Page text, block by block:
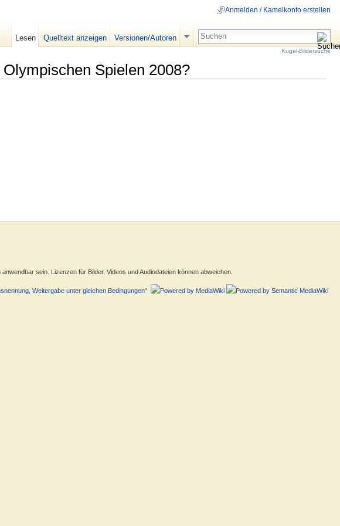
Spielen 2008?
Anmelden / Kamelkonto erstellen
Lesen Quelltext anzeigen Versionen/Autoren
Kugel-Bildersuche
sein. Lizenzen für Bilder, Videos und Audiodateien können abweichen.